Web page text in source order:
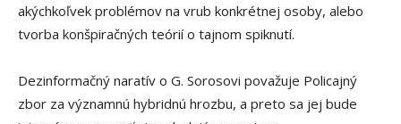
akýchkoľvek problémov na vrub konkrétnej osoby, alebo
tvorba konšpiračných teórií o tajnom spiknutí.
Dezinformačný naratív o G. Sorosovi považuje Policajný
zbor za významnú hybridnú hrozbu, a preto sa jej bude